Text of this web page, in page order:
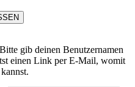
gib deinen Benutzernamen
einen Link per E-Mail, womit